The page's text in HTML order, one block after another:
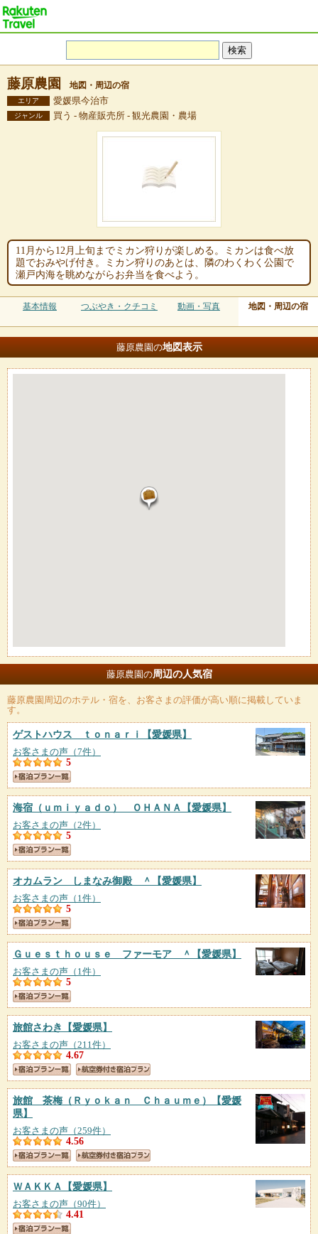
藤原農園 地図・周辺の宿
エリア 愛媛県今治市
ジャンル 買う - 物産販売所 - 観光農園・農場
11月から12月上旬までミカン狩りが楽しめる。ミカンは食べ放
題でおみやげ付き。ミカン狩りのあとは、隣のわくわく公園で
瀬戸内海を眺めながらお弁当を食べよう。
基本情報 つぶやき・クチコミ 動画・写真 地図・周辺の宿
藤原農園の地図表示
藤原農園の周辺の人気宿
藤原農園 周辺のホテル・宿を、お客さまの評価が高い順に掲載していま
す。
ゲストハウス ｔｏｎａｒｉ 【愛媛県】
お客さまの声（7件）
5
海宿（ｕｍｉｙａｄｏ） ＯＨＡＮＡ 【愛媛県】
お客さまの声（2件）
5
オカムラン しまなみ御殿 ＾ 【愛媛県】
お客さまの声（1件）
5
Ｇｕｅｓｔｈｏｕｓｅ ファーモア ＾ 【愛媛県】
お客さまの声（1件）
5
旅館さわき 【愛媛県】
お客さまの声（211件）
4.67
旅館 茶梅（Ｒｙｏｋａｎ Ｃｈａｕｍｅ）
【愛媛
県】
お客さまの声（259件）
4.56
ＷＡＫＫＡ 【愛媛県】
お客さまの声（90件）
4.41